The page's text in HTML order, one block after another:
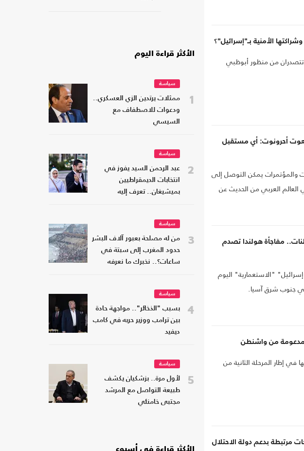
الأمنية بـ"إسرائيل"؟
تتصدران من منظور أبوظبي
أحرونوت: أي مستقبل
والمؤتمرات يمكن التوصل إلى
العربي من الحديث عن
ونجاح هذا الكيان
على اندلاع معركة طوفان
مفاجأة هولندا تصدم
"الاستعمارية" اليوم
في جنوب شرق آسيا.
من واشنطن
إطار المرحلة الثانية من
الأكثر قراءة اليوم
1
سياسة
ممثلات يرتدين الزي العسكري..
ودعوات للاصطفاف مع
السيسي
2
سياسة
عبد الرحمن السيد يفوز في
انتخابات الديمقراطيين
بميشيغان.. تعرف إليه
3
سياسة
من له مصلحة بعبور آلاف البشر
حدود المغرب إلى سبتة في
ساعات؟.. نخبرك ما نعرفه
4
سياسة
بسبب "الذخائر".. مواجهة حادة
بين ترامب ووزير حربه في كامب
ديفيد
5
سياسة
لأول مرة.. بزشكيان يكشف
طبيعة التواصل مع المرشد
مجتبى خامنئي